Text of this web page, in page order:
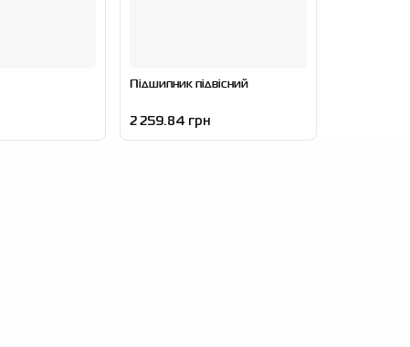
Підшипник підвісний
2 259.84 грн